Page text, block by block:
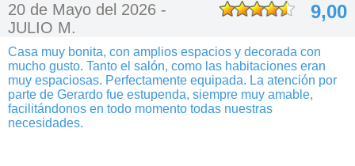
20 de Mayo del 2026 -
JULIO M.
9,00
Casa muy bonita, con amplios espacios y decorada con
mucho gusto. Tanto el salón, como las habitaciones eran
muy espaciosas. Perfectamente equipada. La atención por
parte de Gerardo fue estupenda, siempre muy amable,
facilitándonos en todo momento todas nuestras
necesidades.